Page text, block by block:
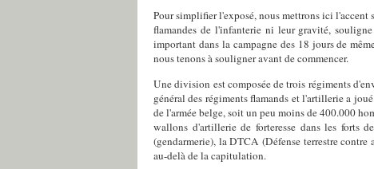
Pour simplifier l'exposé, nous mettrons ici
flamandes de l'infanterie ni leur gravité,
important dans la campagne des 18 jours de
nous tenons à souligner avant de commencer.
Une division est composée de trois régiments
général des régiments flamands et l'artillerie a
de l'armée belge, soit un peu moins de 400.000
wallons d'artillerie de forteresse dans les forts
(gendarmerie), la DTCA (Défense terrestre
au-delà de la capitulation.